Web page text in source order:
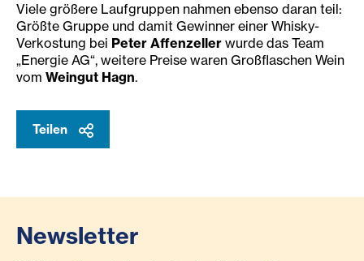
Viele größere Laufgruppen nahmen ebenso daran teil:
Größte Gruppe und damit Gewinner einer Whisky-
Verkostung bei Peter Affenzeller wurde das Team
„Energie AG“, weitere Preise waren Großflaschen Wein
vom Weingut Hagn.
Teilen
Newsletter